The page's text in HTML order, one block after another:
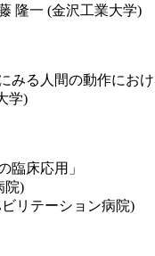
(金沢工業大学)
る人間の動作におけ
)
床応用」
)
ーション病院)